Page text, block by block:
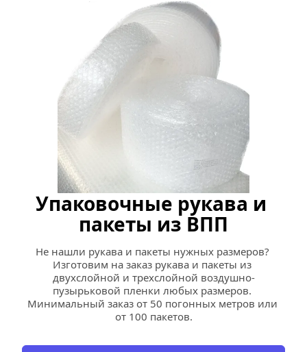
Упаковочные рукава и
пакеты из ВПП
Не нашли рукава и пакеты нужных размеров?
Изготовим на заказ рукава и пакеты из
двухслойной и трехслойной воздушно-
пузырьковой пленки любых размеров.
Минимальный заказ от 50 погонных метров или
от 100 пакетов.